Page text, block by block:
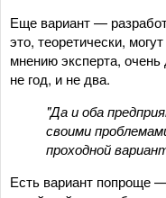
Еще вариант —
это, теоретически,
мнению эксперта, очень
не год, и не два.
"Да и оба
своими
проходной
Есть вариант попроще